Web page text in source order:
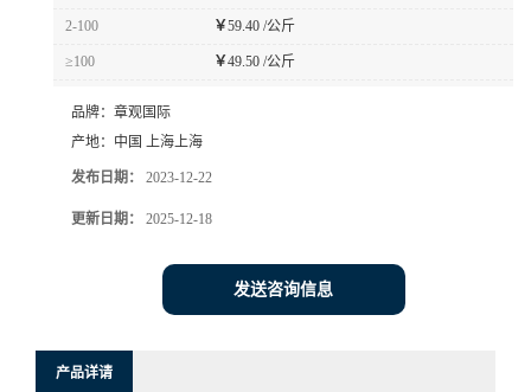
2-100 ￥59.40 /公斤
≥100 ￥49.50 /公斤
品牌： 章观国际
产地： 中国 上海上海
发布日期： 2023-12-22
更新日期： 2025-12-18
发送咨询信息
产品详请